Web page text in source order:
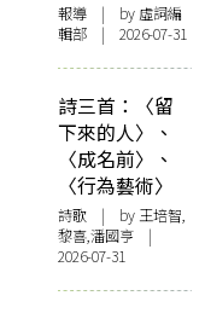
報導 | by 虛詞編
輯部 | 2026-07-31
詩三首：〈留
下來的人〉、
〈成名前〉、
〈行為藝術〉
詩歌 | by 王培智,
黎喜,潘國亨 |
2026-07-31